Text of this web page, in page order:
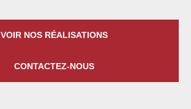
VOIR NOS RÉALISATIONS
CONTACTEZ-NOUS